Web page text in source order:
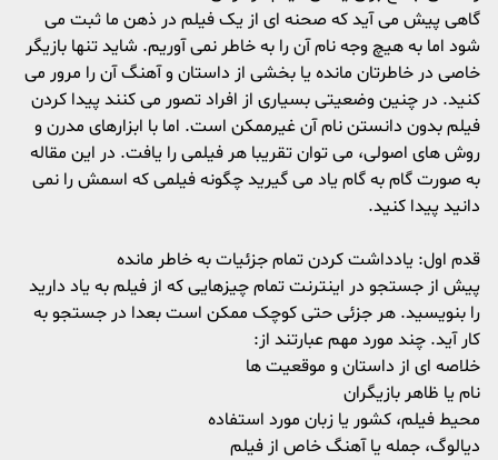
گاهی پیش می آید که صحنه ای از یک فیلم در ذهن ما ثبت می
شود اما به هیچ وجه نام آن را به خاطر نمی آوریم. شاید تنها بازیگر
خاصی در خاطرتان مانده یا بخشی از داستان و آهنگ آن را مرور می
کنید. در چنین وضعیتی بسیاری از افراد تصور می کنند پیدا کردن
فیلم بدون دانستن نام آن غیرممکن است. اما با ابزارهای مدرن و
روش های اصولی، می توان تقریبا هر فیلمی را یافت. در این مقاله
به صورت گام به گام یاد می گیرید چگونه فیلمی که اسمش را نمی
دانید پیدا کنید.
قدم اول: یادداشت کردن تمام جزئیات به خاطر مانده
پیش از جستجو در اینترنت تمام چیزهایی که از فیلم به یاد دارید
را بنویسید. هر جزئی حتی کوچک ممکن است بعدا در جستجو به
کار آید. چند مورد مهم عبارتند از:
خلاصه ای از داستان و موقعیت ها
نام یا ظاهر بازیگران
محیط فیلم، کشور یا زبان مورد استفاده
دیالوگ، جمله یا آهنگ خاص از فیلم